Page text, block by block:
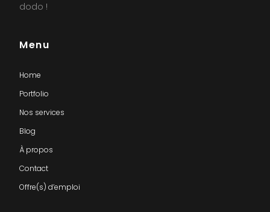
dodo !
Menu
Home
Portfolio
Nos services
Blog
À propos
Contact
Offre(s) d’emploi